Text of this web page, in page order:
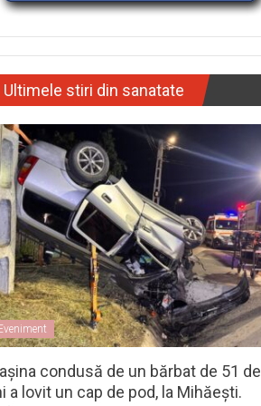
Ultimele stiri din sanatate
condusă de un bărbat de 51 de
a lovit un cap de pod, la Mihăești.